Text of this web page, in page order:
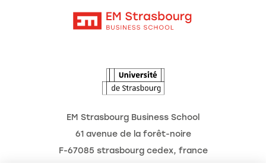
EM Strasbourg Business School
61 avenue de la forêt-noire
F-67085 strasbourg cedex, france